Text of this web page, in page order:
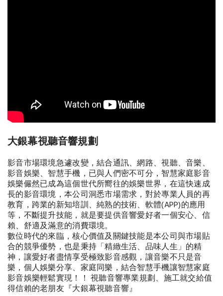
大銀幕視聽音響規劃
影音市場環境急遽改變，結合通訊、網路、視聽、音樂、
影音娛樂、智慧手機，已與人們密不可分，智慧家庭影音
娛樂儼然已成為這個世代所嚮往的娛樂世界，在這快速成
長的影音環境，本公司洞悉市場需求，對於專業人員的再
教育，跨業的新知培訓、純熟的技術、軟體(APP)的應用
等，不斷提升技能，就是要提供音響愛好者一個安心、信
賴、舒適及滿意的消費環境。
數位時代的來臨，核心價值及關鍵技能是本公司與市場貼
合的競爭優勢，也是秉持「精緻生活、品味人生」的精
神，讓愛好者盡情享受極致影音感觀，讓音樂不只是音
樂，個人娛樂分享、家庭同樂，結合智慧手機讓智慧家庭
影音娛樂輕鬆實現！！ 視聽音響專業規劃、施工就交給值
得信賴的老朋友『大銀幕視聽音響』